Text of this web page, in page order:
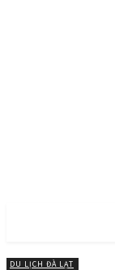
DU LỊCH ĐÀ LẠT